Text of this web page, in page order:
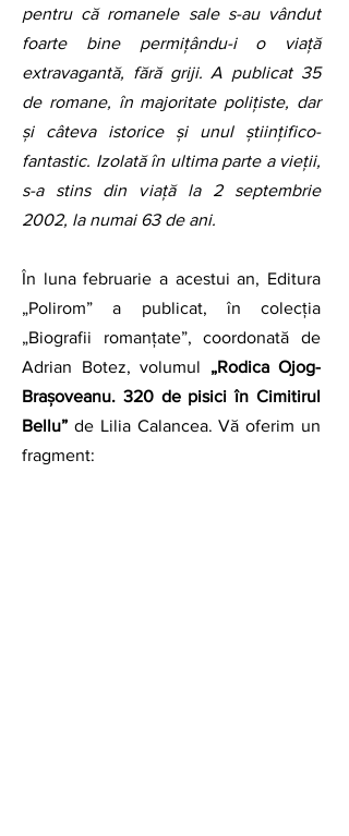
pentru că romanele sale s-au vândut
foarte bine permițându-i o viaţă
extravagantă, fără griji. A publicat 35
de romane, în majoritate polițiste, dar
și câteva istorice și unul științifico-
fantastic. Izolată în ultima parte a vieții,
s-a stins din viaţă la 2 septembrie
2002, la numai 63 de ani.
În luna februarie a acestui an, Editura
„Polirom” a publicat, în colecția
„Biografii romanțate”, coordonată de
Adrian Botez, volumul „Rodica Ojog-
Braşoveanu. 320 de pisici în Cimitirul
Bellu” de Lilia Calancea. Vă oferim un
fragment: